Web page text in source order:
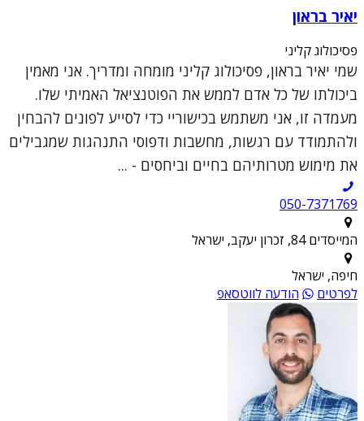
יאיר בראון
פסיכולוג קליני
שמי יאיר בראון, פסיכולוג קליני מומחה ומדריך. אני מאמין
ביכולתו של כל אדם לממש את הפוטנציאל האמיתי שלו.
מעמדה זו, אני משתמש בכישוריי כדי לסייע לפונים להבחין
ולהתמודד עם רגשות, מחשבות ודפוסי התנהגות שמגבילים
את מימוש מטרותיהם בחיים וביחסים - ...
050-7371769
המייסדים 84, זכרון יעקב, ישראל
חיפה, ישראל
לפרטים
הודעה לווטסאפ